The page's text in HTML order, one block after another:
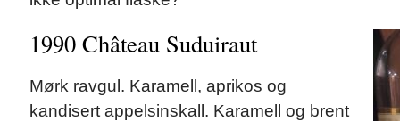
1990 Château Suduiraut
Mørk ravgul. Karamell, aprikos og
kandisert appelsinskall. Karamell og brent